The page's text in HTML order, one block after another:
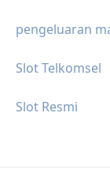
pengeluaran
Slot Telkomsel
Slot Resmi